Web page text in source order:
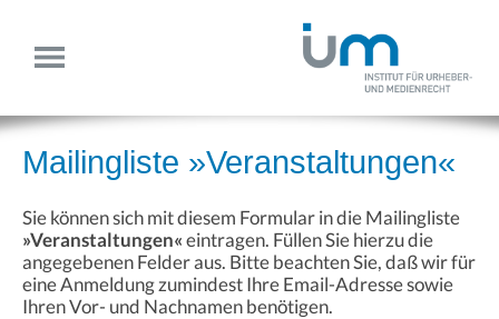
Mailingliste »Veranstaltungen«
Sie können sich mit diesem Formular in die Mailingliste
»Veranstaltungen«eintragen. Füllen Sie hierzu die
angegebenen Felder aus. Bitte beachten Sie, daß wir für
eine Anmeldung zumindest Ihre Email-Adresse sowie
Ihren Vor- und Nachnamen benötigen.